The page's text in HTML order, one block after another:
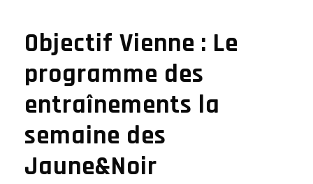
Objectif Vienne : Le
programme des
entraînements la
semaine des
Jaune&Noir